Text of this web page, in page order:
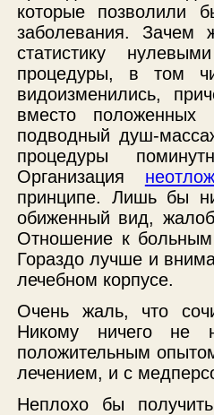
которые позволили
заболевания. Зачем
статистику
процедуры, в том
видоизменились,
вместо
подводный душ-
процедуры
Организация
принципе. Лишь бы
обиженный вид,
Отношение к больным
Гораздо лучше и
лечебном корпусе.
Очень жаль, что
Никому ничего не
положительным
лечением, и с
Неплохо бы